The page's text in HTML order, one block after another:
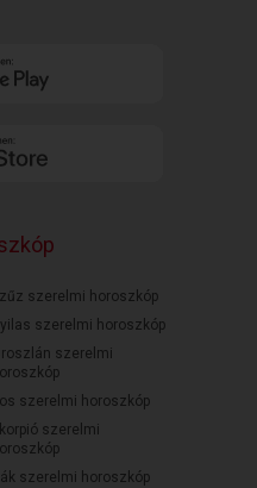
szerelmi horoszkóp
szerelmi horoszkóp
szerelmi
szerelmi horoszkóp
szerelmi
szerelmi horoszkóp